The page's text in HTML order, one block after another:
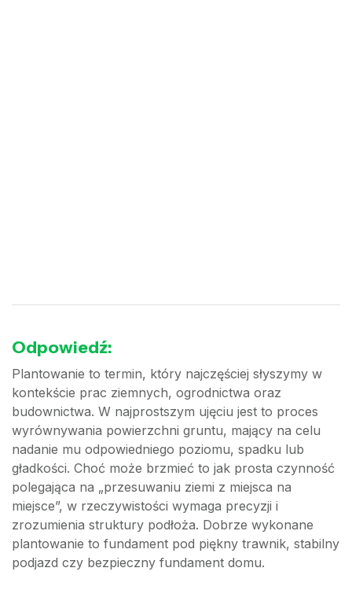
Odpowiedź:
Plantowanie to termin, który najczęściej słyszymy w
kontekście prac ziemnych, ogrodnictwa oraz
budownictwa. W najprostszym ujęciu jest to proces
wyrównywania powierzchni gruntu, mający na celu
nadanie mu odpowiedniego poziomu, spadku lub
gładkości. Choć może brzmieć to jak prosta czynność
polegająca na „przesuwaniu ziemi z miejsca na
miejsce”, w rzeczywistości wymaga precyzji i
zrozumienia struktury podłoża. Dobrze wykonane
plantowanie to fundament pod piękny trawnik, stabilny
podjazd czy bezpieczny fundament domu.